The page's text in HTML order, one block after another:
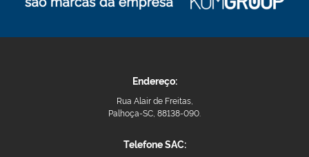
Endereço:
Rua Alair de Freitas,
Palhoça-SC, 88138-090.
Telefone SAC: